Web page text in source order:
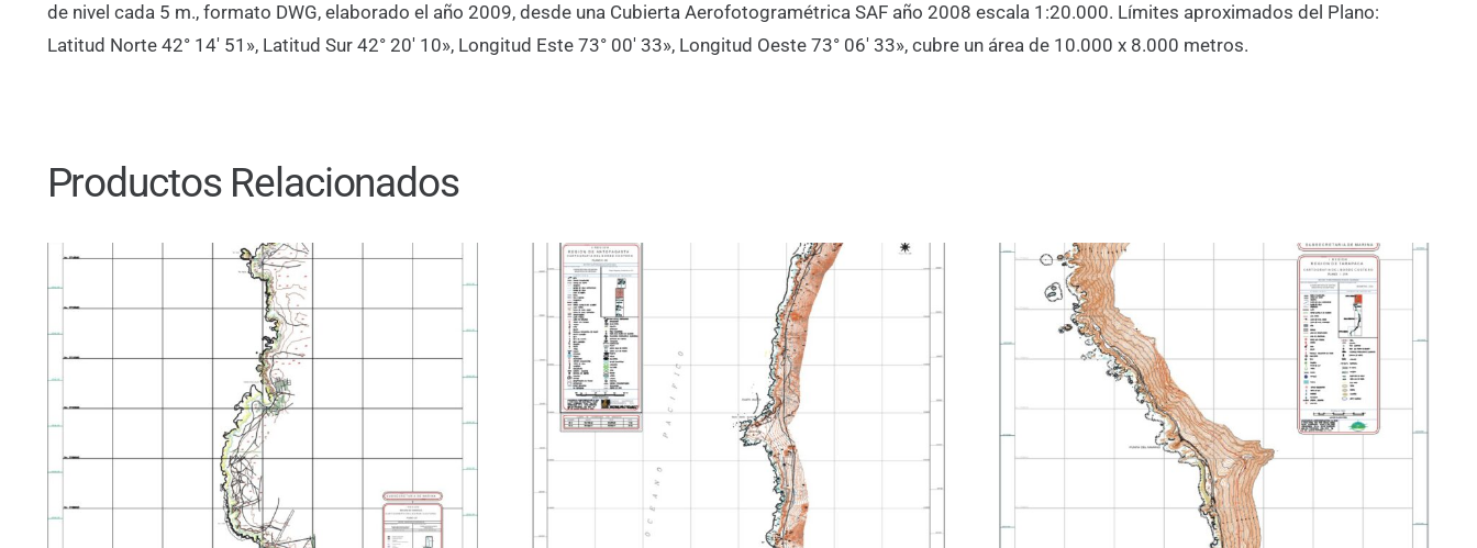
de nivel cada 5 m., formato DWG, elaborado el año 2009, desde una Cubierta Aerofotogramétrica SAF año 2008 escala 1:20.000. Límites aproximados del Plano:
Latitud Norte 42° 14′ 51», Latitud Sur 42° 20′ 10», Longitud Este 73° 00′ 33», Longitud Oeste 73° 06′ 33», cubre un área de 10.000 x 8.000 metros.
Productos Relacionados